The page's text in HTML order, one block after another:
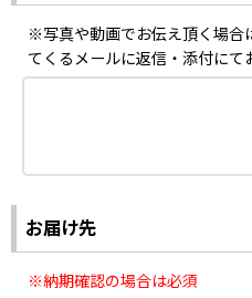
※写真や動画でお伝え頂く場合
てくるメールに返信・添付にて
お届け先
※納期確認の場合は必須